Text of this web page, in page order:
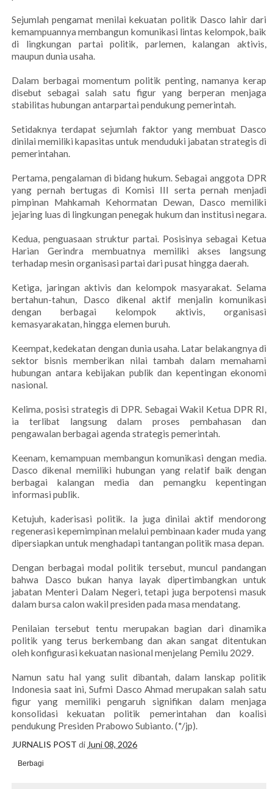
Sejumlah pengamat menilai kekuatan politik Dasco lahir dari
kemampuannya membangun komunikasi lintas kelompok, baik
di lingkungan partai politik, parlemen, kalangan aktivis,
maupun dunia usaha.
Dalam berbagai momentum politik penting, namanya kerap
disebut sebagai salah satu figur yang berperan menjaga
stabilitas hubungan antarpartai pendukung pemerintah.
Setidaknya terdapat sejumlah faktor yang membuat Dasco
dinilai memiliki kapasitas untuk menduduki jabatan strategis di
pemerintahan.
Pertama, pengalaman di bidang hukum. Sebagai anggota DPR
yang pernah bertugas di Komisi III serta pernah menjadi
pimpinan Mahkamah Kehormatan Dewan, Dasco memiliki
jejaring luas di lingkungan penegak hukum dan institusi negara.
Kedua, penguasaan struktur partai. Posisinya sebagai Ketua
Harian Gerindra membuatnya memiliki akses langsung
terhadap mesin organisasi partai dari pusat hingga daerah.
Ketiga, jaringan aktivis dan kelompok masyarakat. Selama
bertahun-tahun, Dasco dikenal aktif menjalin komunikasi
dengan berbagai kelompok aktivis, organisasi
kemasyarakatan, hingga elemen buruh.
Keempat, kedekatan dengan dunia usaha. Latar belakangnya di
sektor bisnis memberikan nilai tambah dalam memahami
hubungan antara kebijakan publik dan kepentingan ekonomi
nasional.
Kelima, posisi strategis di DPR. Sebagai Wakil Ketua DPR RI,
ia terlibat langsung dalam proses pembahasan dan
pengawalan berbagai agenda strategis pemerintah.
Keenam, kemampuan membangun komunikasi dengan media.
Dasco dikenal memiliki hubungan yang relatif baik dengan
berbagai kalangan media dan pemangku kepentingan
informasi publik.
Ketujuh, kaderisasi politik. Ia juga dinilai aktif mendorong
regenerasi kepemimpinan melalui pembinaan kader muda yang
dipersiapkan untuk menghadapi tantangan politik masa depan.
Dengan berbagai modal politik tersebut, muncul pandangan
bahwa Dasco bukan hanya layak dipertimbangkan untuk
jabatan Menteri Dalam Negeri, tetapi juga berpotensi masuk
dalam bursa calon wakil presiden pada masa mendatang.
Penilaian tersebut tentu merupakan bagian dari dinamika
politik yang terus berkembang dan akan sangat ditentukan
oleh konfigurasi kekuatan nasional menjelang Pemilu 2029.
Namun satu hal yang sulit dibantah, dalam lanskap politik
Indonesia saat ini, Sufmi Dasco Ahmad merupakan salah satu
figur yang memiliki pengaruh signifikan dalam menjaga
konsolidasi kekuatan politik pemerintahan dan koalisi
pendukung Presiden Prabowo Subianto. (*/jp).
JURNALIS POST di Juni 08, 2026
Berbagi